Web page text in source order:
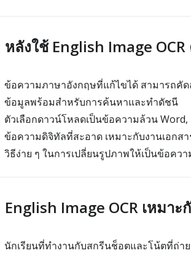
หลังใช้ English Image
ข้อความภาษาอังกฤษที่แก้ไขได้ สามารถคั
ข้อมูลพร้อมสำหรับการค้นหาและทำดัชนี
ตัวเลือกดาวน์โหลดเป็นข้อความล้วน Word,
ข้อความดิจิทัลที่สะอาด เหมาะกับงานเอกส
วิธีง่าย ๆ ในการเปลี่ยนรูปภาพให้เป็นข้อคว
English Image OCR เหมาะ
นักเรียนที่ทำงานกับสกรีนช็อตและโน้ตที่ถ่าย